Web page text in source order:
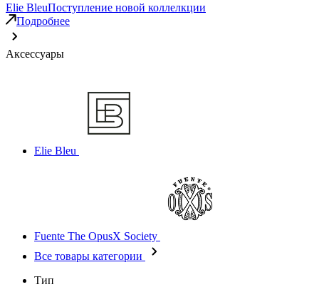
Elie BleuПоступление новой коллелкции
Подробнее
Аксессуары
Elie Bleu
Fuente The OpusX Society
Все товары категории
Тип